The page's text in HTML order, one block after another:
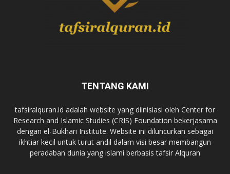
TENTANG KAMI
tafsiralquran.id adalah website yang diinisiasi oleh Center for
Research and Islamic Studies (CRIS) Foundation bekerjasama
dengan el-Bukhari Institute. Website ini diluncurkan sebagai
ikhtiar kecil untuk turut andil dalam visi besar membangun
peradaban dunia yang islami berbasis tafsir Alquran